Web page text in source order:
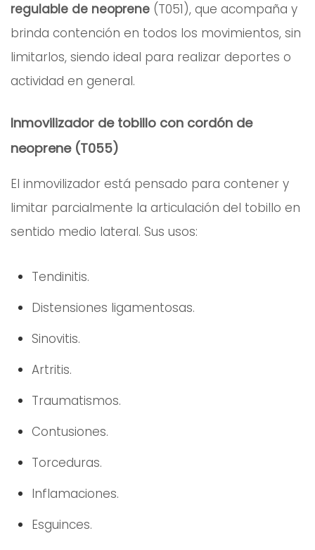
regulable de neoprene (T051), que acompaña y
brinda contención en todos los movimientos, sin
limitarlos, siendo ideal para realizar deportes o
actividad en general.
Inmovilizador de tobillo con cordón de
neoprene (T055)
El inmovilizador está pensado para contener y
limitar parcialmente la articulación del tobillo en
sentido medio lateral. Sus usos:
Tendinitis.
Distensiones ligamentosas.
Sinovitis.
Artritis.
Traumatismos.
Contusiones.
Torceduras.
Inflamaciones.
Esguinces.